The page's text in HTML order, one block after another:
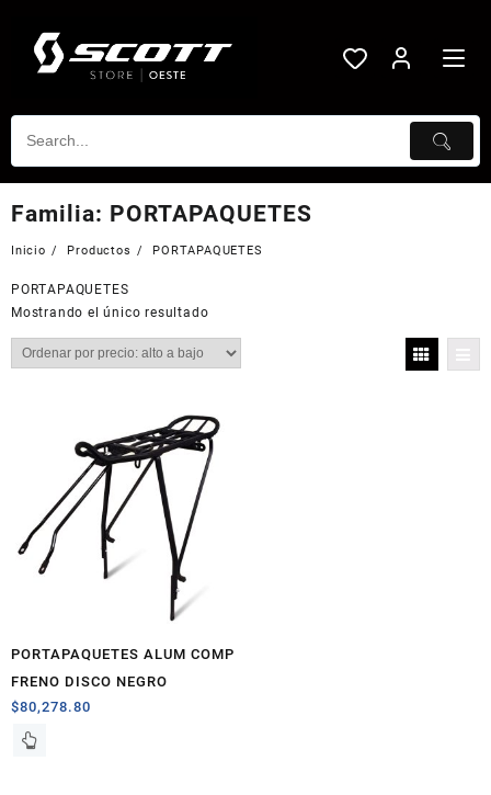
contenido
Familia: PORTAPAQUETES
Inicio Productos PORTAPAQUETES
PORTAPAQUETES
Mostrando el único resultado
PORTAPAQUETES ALUM COMP
FRENO DISCO NEGRO
$80,278.80